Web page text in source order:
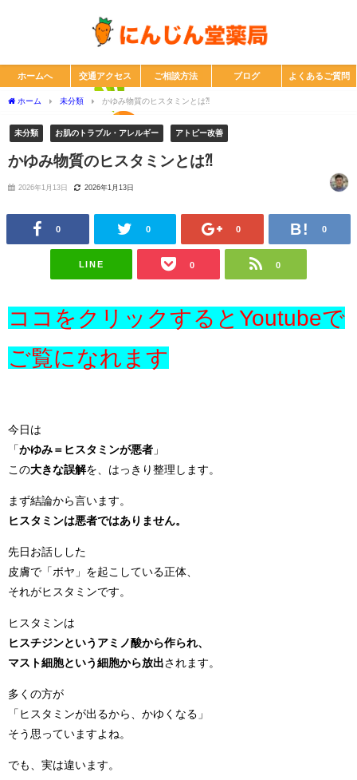
ホームへ 交通アクセス ご相談方法 ブログ よくあるご質問
ホーム 未分類 かゆみ物質のヒスタミンとは⁈
未分類 お肌のトラブル・アレルギー アトピー改善
かゆみ物質のヒスタミンとは⁈
2026年1月13日 2026年1月13日
0 0 0 0
LINE 0 0
ココをクリックするとYoutubeで
ご覧になれます
今日は
「かゆみ＝ヒスタミンが悪者 」
この大きな誤解を、はっきり整理します。
まず結論から言います。
ヒスタミンは悪者ではありません。
先日お話しした
皮膚で「ボヤ」を起こしている正体、
それがヒスタミンです。
ヒスタミンは
ヒスチジンというアミノ酸から作られ、
マスト細胞という細胞から放出 されます。
多くの方が
「ヒスタミンが出るから、かゆくなる」
そう思っていますよね。
でも、実は違います。